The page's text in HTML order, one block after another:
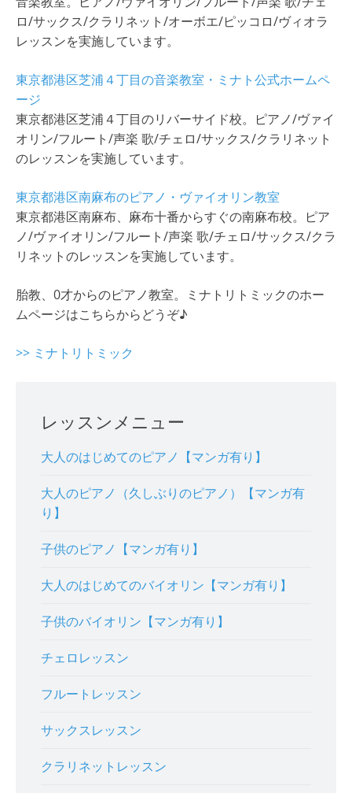
ロ/サックス/クラリネット/オーボエ/ピッコロ/ヴィオラ
レッスンを実施しています。
東京都港区芝浦４丁目の音楽教室・ミナト公式ホームペ
ージ
東京都港区芝浦４丁目のリバーサイド校。ピアノ/ヴァイ
オリン/フルート/声楽 歌/チェロ/サックス/クラリネット
のレッスンを実施しています。
東京都港区南麻布のピアノ・ヴァイオリン教室
東京都港区南麻布、麻布十番からすぐの南麻布校。ピア
ノ/ヴァイオリン/フルート/声楽 歌/チェロ/サックス/クラ
リネットのレッスンを実施しています。
胎教、0才からのピアノ教室。ミナトリトミックのホー
ムページはこちらからどうぞ♪
>> ミナトリトミック
レッスンメニュー
大人のはじめてのピアノ【マンガ有り】
大人のピアノ（久しぶりのピアノ）【マンガ有
り】
子供のピアノ【マンガ有り】
大人のはじめてのバイオリン【マンガ有り】
子供のバイオリン【マンガ有り】
チェロレッスン
フルートレッスン
サックスレッスン
クラリネットレッスン